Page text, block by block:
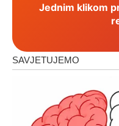
Jednim klikom